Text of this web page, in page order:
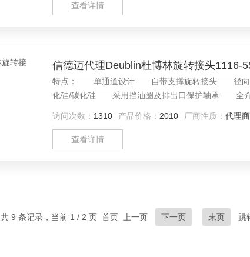
查看详情
信德迈代理Deublin杜博林旋转接头1116-
特点：——单通道设计——自带支撑旋转接头——径
化硅/碳化硅——采用挡油圈及排出口保护轴承——全
访问次数： 1310 产品价格： 2010 厂商性质： 代理商
查看详情
共 9 条记录，当前 1 / 2 页 首页 上一页 下一页 末页 跳